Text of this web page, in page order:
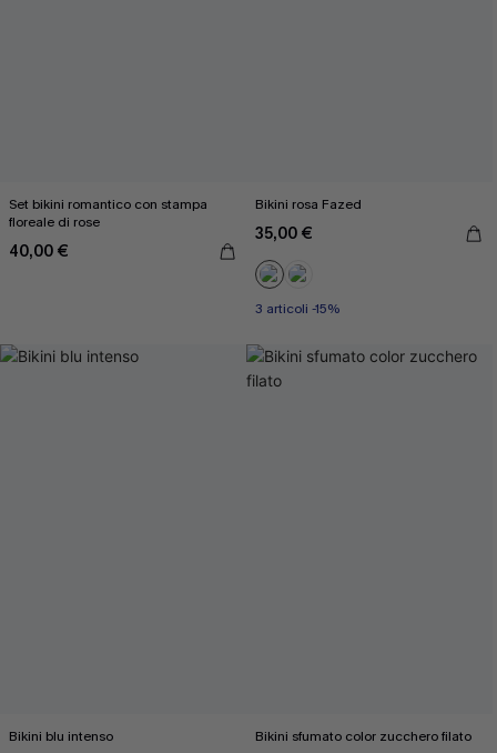
Set bikini romantico con stampa
floreale di rose
40,00 €
Bikini rosa Fazed
35,00 €
3 articoli -15%
Bikini blu intenso Bikini sfumato color zucchero filato